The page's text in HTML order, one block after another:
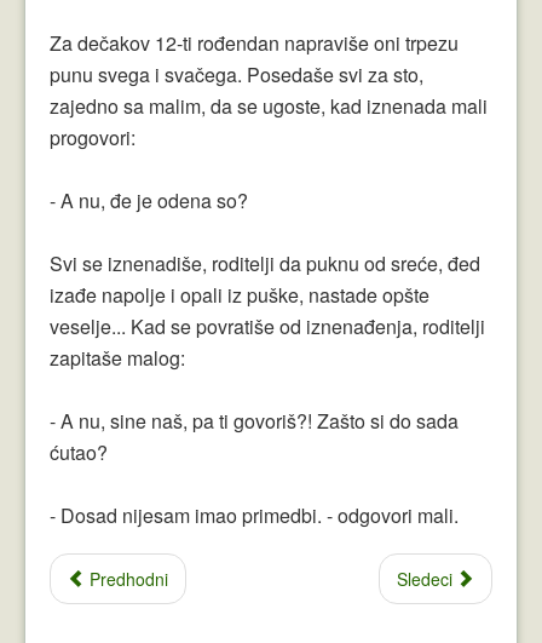
Za dečakov 12-ti rođendan napraviše oni trpezu
punu svega i svačega. Posedaše svi za sto,
zajedno sa malim, da se ugoste, kad iznenada mali
progovori:
- A nu, đe je odena so?
Svi se iznenadiše, roditelji da puknu od sreće, đed
izađe napolje i opali iz puške, nastade opšte
veselje... Kad se povratiše od iznenađenja, roditelji
zapitaše malog:
- A nu, sine naš, pa ti govoriš?! Zašto si do sada
ćutao?
- Dosad nijesam imao primedbi. - odgovori mali.
Predhodni Sledeci